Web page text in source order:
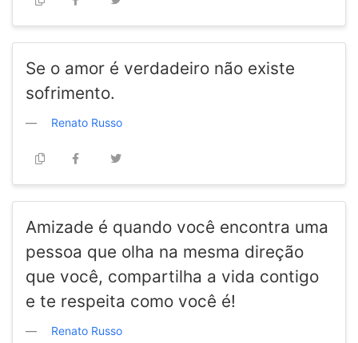
Se o amor é verdadeiro não existe
sofrimento.
Renato Russo
Amizade é quando você encontra uma
pessoa que olha na mesma direção
que você, compartilha a vida contigo
e te respeita como você é!
Renato Russo